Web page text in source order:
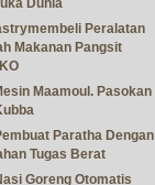
Dunia
Peralatan
Makanan Pangsit
Maamoul. Pasokan
Paratha Dengan
Tugas Berat
Goreng Otomatis